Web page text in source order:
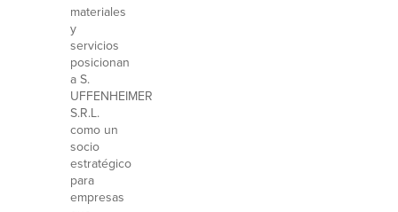
materiales
y
servicios
posicionan
a S.
UFFENHEIMER
S.R.L.
como un
socio
estratégico
para
empresas